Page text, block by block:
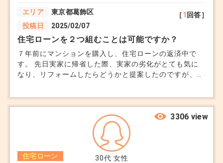
の使い方まで審査に影響したりしますか？ マンション
を買ったら支出は抑えるつもりですが、今までのカード
利用履歴が理由で不利になるのか知りたいです。
エリア
東京都葛飾区
投稿日
2025/02/07
［1回答］
住宅ローンを２つ組むことは可能ですか？
７年前にマンションを購入し、住宅ローンの返済中で
す。 先日実家に帰省した際、実家の劣化がとても気に
なり、リフォームしたらどうかと提案したのですが、そ
ォームをしたいと思っています。ただ私にもまとまった
資金はなく、別にローンを組んでみてはどうかと妻に提
案されました。 現在のローン残高は1,500万円で、月8
万円返済中です。金利は1.2％です。 あと数万円程度な
ら返済できそうなので前向きに検討しています。 例え
ば現在のローンにプラスして実家のリフォーム代のロー
30代 女性
住宅ローン
3306 view